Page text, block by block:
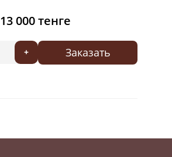
13 000 тенге
Заказать
+